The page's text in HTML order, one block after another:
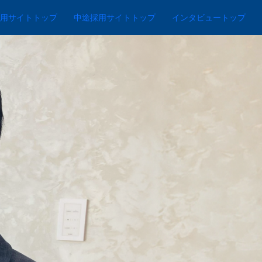
サイトトップ 中途採用サイトトップ インタビュートップ